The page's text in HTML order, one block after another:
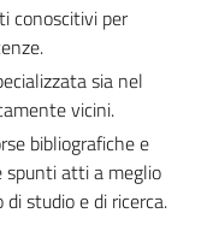
conoscitivi per
sia nel
vicini.
bibliografiche e
spunti atti a meglio
studio e di ricerca.